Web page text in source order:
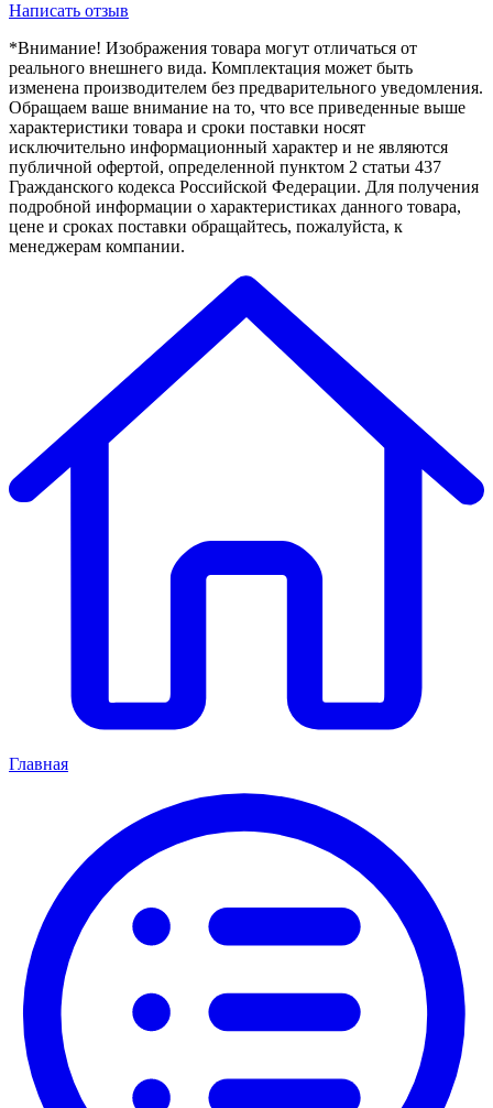
Написать отзыв
*Внимание! Изображения товара могут отличаться от
реального внешнего вида. Комплектация может быть
изменена производителем без предварительного уведомления.
Обращаем ваше внимание на то, что все приведенные выше
характеристики товара и сроки поставки носят
исключительно информационный характер и не являются
публичной офертой, определенной пунктом 2 статьи 437
Гражданского кодекса Российской Федерации. Для получения
подробной информации о характеристиках данного товара,
цене и сроках поставки обращайтесь, пожалуйста, к
менеджерам компании.
Главная